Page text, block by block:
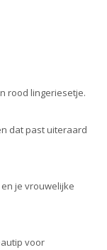
rood lingeriesetje.
dat past uiteraard
je vrouwelijke
voor